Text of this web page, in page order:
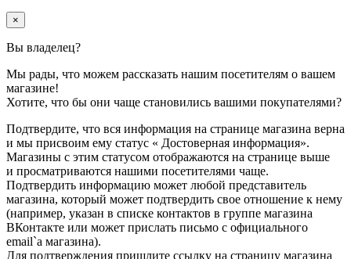
×
Вы владелец?
Мы рады, что можем рассказать нашим посетителям о вашем
магазине!
Хотите, что бы они чаще становились вашими покупателями?
Подтвердите, что вся информация на странице магазина верна
и мы присвоим ему статус « Достоверная информация».
Магазины с этим статусом отображаются на странице выше
и просматриваются нашими посетителями чаще.
Подтвердить информацию может любой представитель
магазина, который может подтвердить свое отношение к нему
(например, указан в списке контактов в группе магазина
ВКонтакте или может прислать письмо с официального
email`а магазина).
Для подтверждения пришлите ссылку на страницу магазина